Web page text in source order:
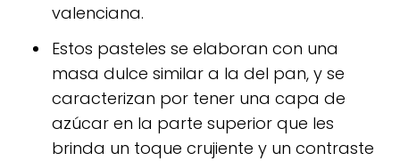
valenciana.
Estos pasteles se elaboran con una
masa dulce similar a la del pan, y se
caracterizan por tener una capa de
azúcar en la parte superior que les
brinda un toque crujiente y un contraste